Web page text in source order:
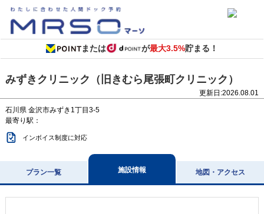
または が最大3.5%貯まる！
みずきクリニック（旧きむら尾張町クリニック）
更新日:2026.08.01
石川県 金沢市みずき1丁目3-5
最寄り駅：
インボイス制度に対応
プラン一覧 施設情報 地図・アクセス